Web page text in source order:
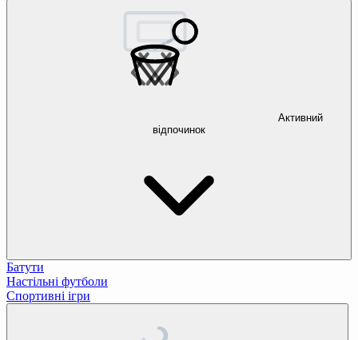
Активний
відпочинок
Батути
Настільні футболи
Спортивні ігри